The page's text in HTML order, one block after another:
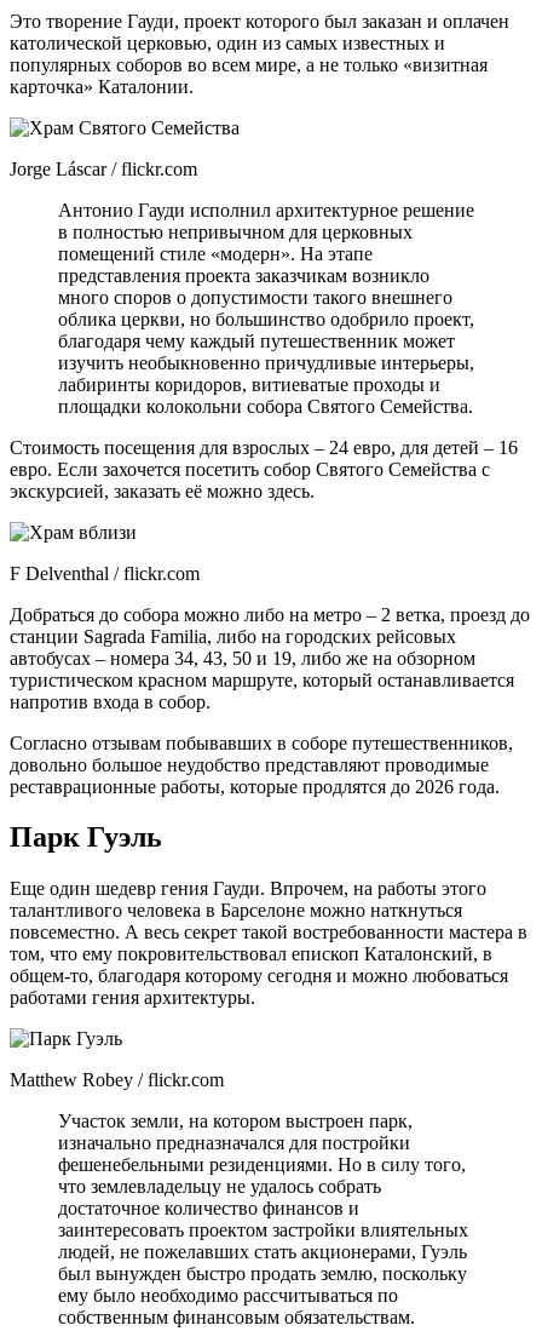
Это творение Гауди, проект которого был заказан и оплачен
католической церковью, один из самых известных и
популярных соборов во всем мире, а не только «визитная
карточка» Каталонии.
Jorge Láscar / flickr.com
Антонио Гауди исполнил архитектурное решение
в полностью непривычном для церковных
помещений стиле «модерн». На этапе
представления проекта заказчикам возникло
много споров о допустимости такого внешнего
облика церкви, но большинство одобрило проект,
благодаря чему каждый путешественник может
изучить необыкновенно причудливые интерьеры,
лабиринты коридоров, витиеватые проходы и
площадки колокольни собора Святого Семейства.
Стоимость посещения для взрослых – 24 евро, для детей – 16
евро. Если захочется посетить собор Святого Семейства с
экскурсией, заказать её можно здесь.
F Delventhal / flickr.com
Добраться до собора можно либо на метро – 2 ветка, проезд до
станции Sagrada Familia, либо на городских рейсовых
автобусах – номера 34, 43, 50 и 19, либо же на обзорном
туристическом красном маршруте, который останавливается
напротив входа в собор.
Согласно отзывам побывавших в соборе путешественников,
довольно большое неудобство представляют проводимые
реставрационные работы, которые продлятся до 2026 года.
Парк Гуэль
Еще один шедевр гения Гауди. Впрочем, на работы этого
талантливого человека в Барселоне можно наткнуться
повсеместно. А весь секрет такой востребованности мастера в
том, что ему покровительствовал епископ Каталонский, в
общем-то, благодаря которому сегодня и можно любоваться
работами гения архитектуры.
Matthew Robey / flickr.com
Участок земли, на котором выстроен парк,
изначально предназначался для постройки
фешенебельными резиденциями. Но в силу того,
что землевладельцу не удалось собрать
достаточное количество финансов и
заинтересовать проектом застройки влиятельных
людей, не пожелавших стать акционерами, Гуэль
был вынужден быстро продать землю, поскольку
ему было необходимо рассчитываться по
собственным финансовым обязательствам.